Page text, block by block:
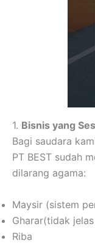
1. Bisnis yang
Bagi saudara
PT BEST sudah
dilarang agama:
Maysir (sistem
Gharar(tidak
Riba